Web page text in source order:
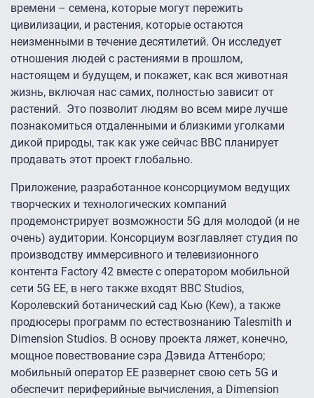
времени – семена, которые могут пережить
цивилизации, и растения, которые остаются
неизменными в течение десятилетий. Он исследует
отношения людей с растениями в прошлом,
настоящем и будущем, и покажет, как вся животная
жизнь, включая нас самих, полностью зависит от
растений. Это позволит людям во всем мире лучше
познакомиться отдаленными и близкими уголками
дикой природы, так как уже сейчас ВВС планирует
продавать этот проект глобально.
Приложение, разработанное консорциумом ведущих
творческих и технологических компаний
продемонстрирует возможности 5G для молодой (и не
очень) аудитории. Консорциум возглавляет студия по
производству иммерсивного и телевизионного
контента Factory 42 вместе с оператором мобильной
сети 5G EE, в него также входят BBC Studios,
Королевский ботанический сад Кью (Kew), а также
продюсеры программ по естествознанию Talesmith и
Dimension Studios. В основу проекта ляжет, конечно,
мощное повествование сэра Дэвида Аттенборо;
мобильный оператор EE развернет свою сеть 5G и
обеспечит периферийные вычисления, а Dimension